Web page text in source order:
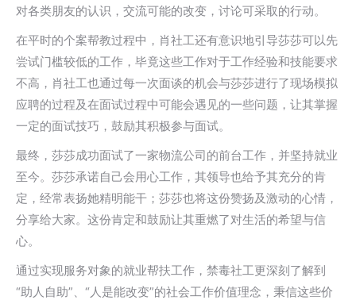
对各类朋友的认识，交流可能的改变，讨论可采取的行动。
在平时的个案帮教过程中，肖社工还有意识地引导莎莎可以先
尝试门槛较低的工作，毕竟这些工作对于工作经验和技能要求
不高，肖社工也通过每一次面谈的机会与莎莎进行了现场模拟
应聘的过程及在面试过程中可能会遇见的一些问题，让其掌握
一定的面试技巧，鼓励其积极参与面试。
最终，莎莎成功面试了一家物流公司的前台工作，并坚持就业
至今。莎莎承诺自己会用心工作，其领导也给予其充分的肯
定，经常表扬她精明能干；莎莎也将这份赞扬及激动的心情，
分享给大家。这份肯定和鼓励让其重燃了对生活的希望与信
心。
通过实现服务对象的就业帮扶工作，禁毒社工更深刻了解到
“助人自助”、“人是能改变”的社会工作价值理念，秉信这些价